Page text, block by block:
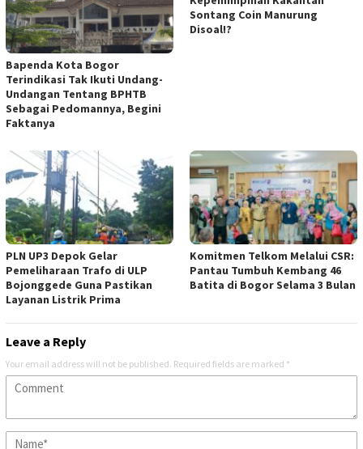
Bapenda Kota Bogor
Terindikasi Tak Ikuti Undang-
Undangan Tentang BPHTB
Sebagai Pedomannya, Begini
Faktanya
Sontang Coin Manurung
Disoal!?
PLN UP3 Depok Gelar
Pemeliharaan Trafo di ULP
Bojonggede Guna Pastikan
Layanan Listrik Prima
Komitmen Telkom Melalui CSR:
Pantau Tumbuh Kembang 46
Batita di Bogor Selama 3 Bulan
Leave a Reply
Your email address will not be published. Required fields are marked *